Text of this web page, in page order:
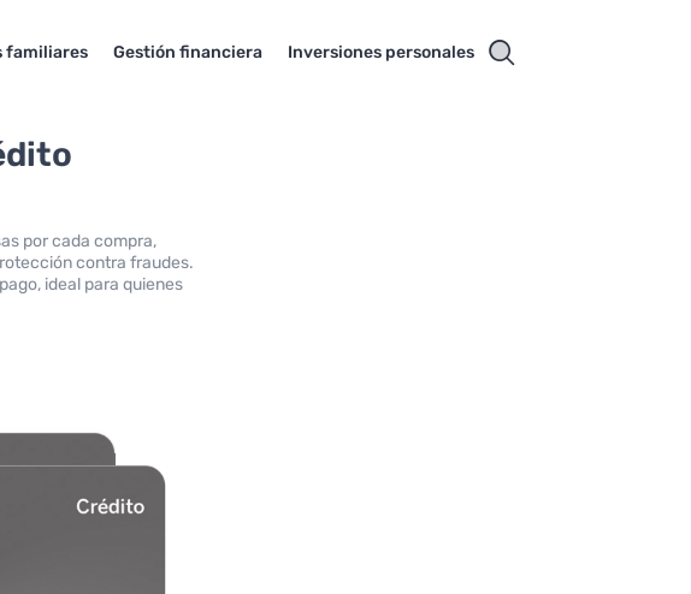
familiares Gestión financiera Inversiones personales
por cada compra,
contra fraudes.
ideal para quienes